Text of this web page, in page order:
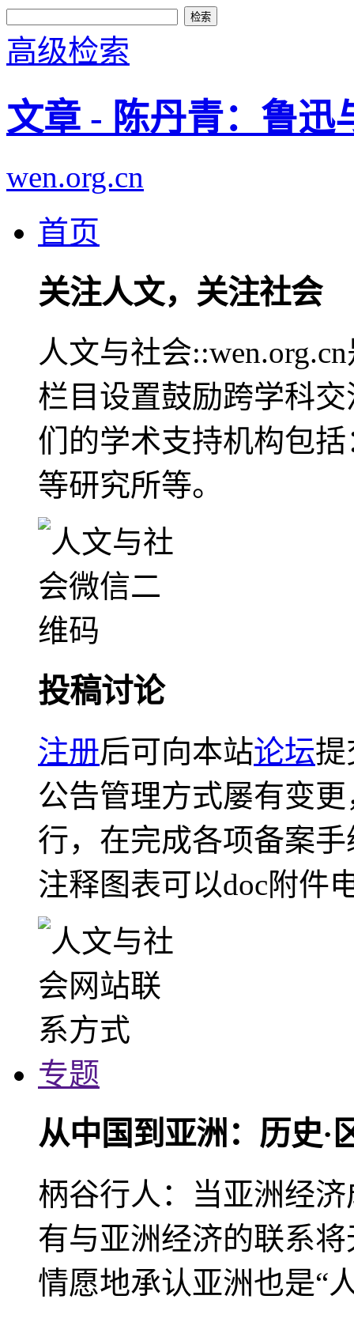
高级检索
文章 - 陈丹青：鲁迅
wen.org.cn
首页
关注人文，关注社会
人文与社会
栏目设置鼓励跨学科
们的学术支持机构包
等研究所等。
投稿讨论
注册后可向本站论坛提
公告管理方式屡有变
行，在完成各项备案
注释图表可以doc附件
专题
从中国到亚洲：历史·
柄谷行人：当亚洲经
有与亚洲经济的联系
情愿地承认亚洲也是“